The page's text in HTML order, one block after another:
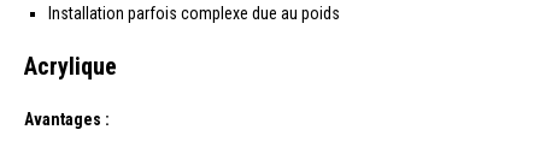
Installation parfois complexe due au poids
Acrylique
Avantages :